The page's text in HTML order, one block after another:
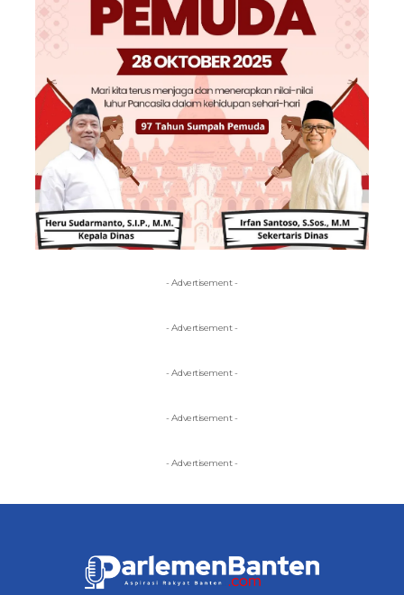
- Advertisement -
- Advertisement -
- Advertisement -
- Advertisement -
- Advertisement -